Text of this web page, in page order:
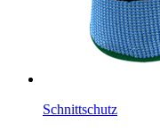
Schnittschutz